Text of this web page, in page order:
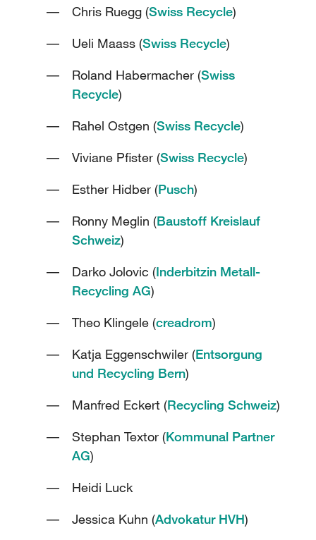
Chris Ruegg (Swiss Recycle)
Ueli Maass (Swiss Recycle)
Roland Habermacher (Swiss
Recycle)
Rahel Ostgen (Swiss Recycle)
Viviane Pfister (Swiss Recycle)
Esther Hidber (Pusch)
Ronny Meglin (Baustoff Kreislauf
Schweiz)
Darko Jolovic (Inderbitzin Metall-
Recycling AG)
Theo Klingele (creadrom)
Katja Eggenschwiler (Entsorgung
und Recycling Bern)
Manfred Eckert (Recycling Schweiz)
Stephan Textor (Kommunal Partner
AG)
Heidi Luck
Jessica Kuhn (Advokatur HVH)